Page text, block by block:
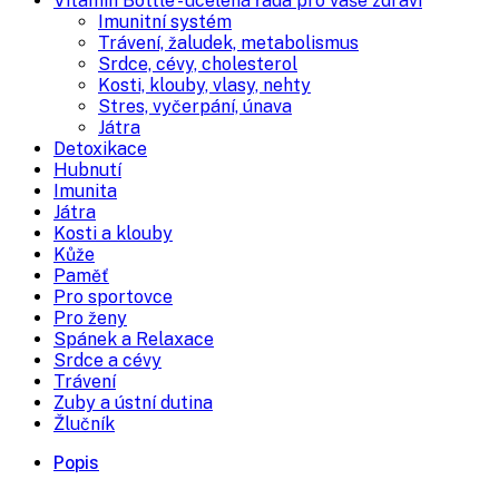
Imunitní systém
Trávení, žaludek, metabolismus
Srdce, cévy, cholesterol
Kosti, klouby, vlasy, nehty
Stres, vyčerpání, únava
Játra
Detoxikace
Hubnutí
Imunita
Játra
Kosti a klouby
Kůže
Paměť
Pro sportovce
Pro ženy
Spánek a Relaxace
Srdce a cévy
Trávení
Zuby a ústní dutina
Žlučník
Popis